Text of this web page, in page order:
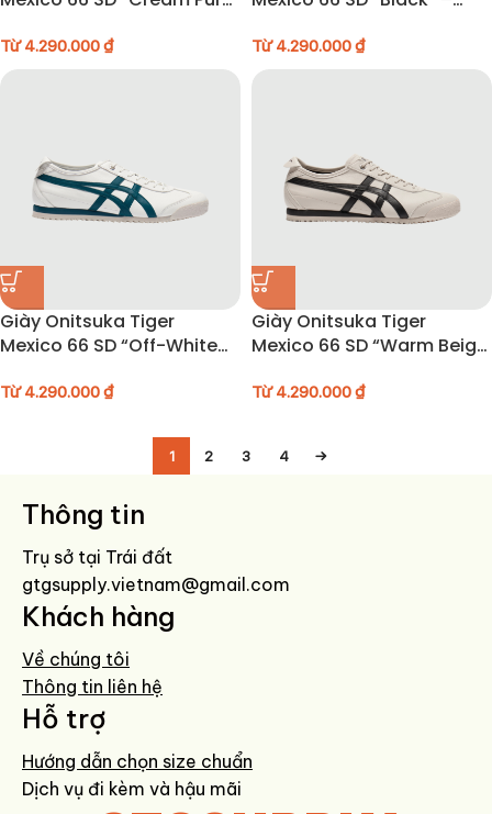
Từ4.290.000₫ Từ4.290.000₫
Giày Onitsuka Tiger
Mexico 66 SD “Off-White
121
Từ4.290.000₫
Giày Onitsuka Tiger
Mexico 66 SD “Warm Beige
Từ4.290.000₫
1 2 3 4 →
Thông tin
Trụ sở tại Trái đất
gtgsupply.vietnam@gmail.com
Khách hàng
Về chúng tôi
Thông tin liên hệ
Hỗ trợ
Hướng dẫn chọn size chuẩn
Dịch vụ đi kèm và hậu mãi